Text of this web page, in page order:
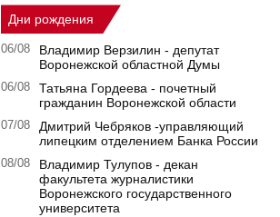
Дни рождения
06/08
Владимир Верзилин - депутат
Воронежской областной Думы
06/08
Татьяна Гордеева - почетный
гражданин Воронежской области
07/08
Дмитрий Чебряков -управляющий
липецким отделением Банка России
08/08
Владимир Тулупов - декан
факультета журналистики
Воронежского государственного
университета